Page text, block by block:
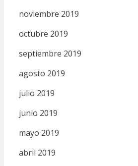
noviembre 2019
octubre 2019
septiembre 2019
agosto 2019
julio 2019
junio 2019
mayo 2019
abril 2019